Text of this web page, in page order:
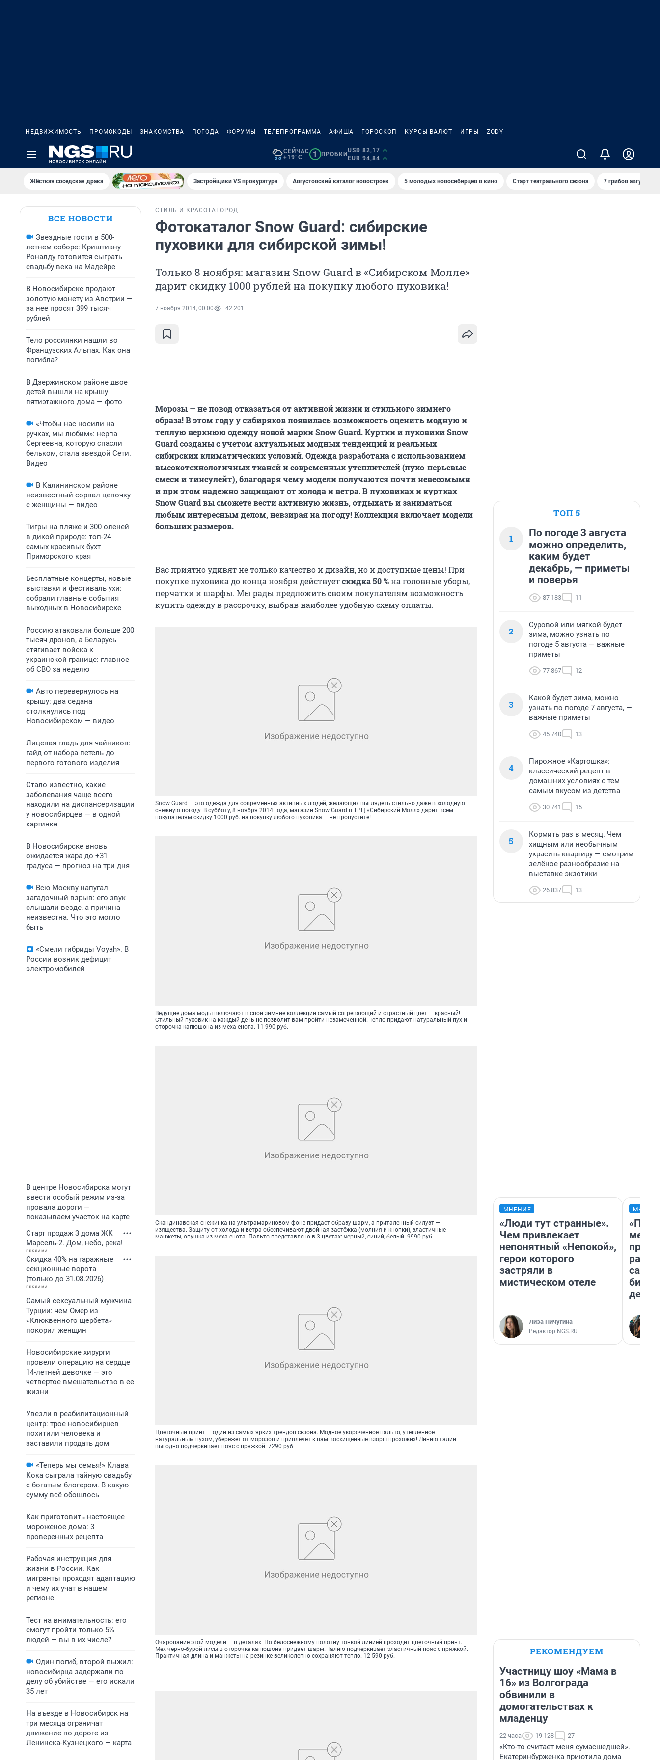
НЕДВИЖИМОСТЬ ПРОМОКОДЫ ЗНАКОМСТВА ПОГОДА ФОРУМЫ ТЕЛЕПРОГРАММА АФИША ГОРОСКОП КУРСЫ ВАЛЮТ ИГРЫ ZODY
СЕЙЧАС
+19°C
1 ПРОБКИ
USD 82,17
EUR 94,84
Жёсткая соседская драка Застройщики VS прокуратура Августовский каталог новостроек 5 молодых новосибирцев в кино Старт театрального сезона 7 грибов августа
ВСЕ НОВОСТИ
Звездные гости в 500-
летнем соборе: Криштиану
Роналду готовится сыграть
свадьбу века на Мадейре
В Новосибирске продают
золотую монету из Австрии —
за нее просят 399 тысяч
рублей
Тело россиянки нашли во
Французских Альпах. Как она
погибла?
В Дзержинском районе двое
детей вышли на крышу
пятиэтажного дома — фото
«Чтобы нас носили на
ручках, мы любим»: нерпа
Сергеевна, которую спасли
бельком, стала звездой Сети.
Видео
В Калининском районе
неизвестный сорвал цепочку
с женщины — видео
Тигры на пляже и 300 оленей
в дикой природе: топ-24
самых красивых бухт
Приморского края
Бесплатные концерты, новые
выставки и фестиваль ухи:
собрали главные события
выходных в Новосибирске
Россию атаковали больше 200
тысяч дронов, а Беларусь
стягивает войска к
украинской границе: главное
об СВО за неделю
Авто перевернулось на
крышу: два седана
столкнулись под
Новосибирском — видео
Лицевая гладь для чайников:
гайд от набора петель до
первого готового изделия
Стало известно, какие
заболевания чаще всего
находили на диспансеризации
у новосибирцев — в одной
картинке
В Новосибирске вновь
ожидается жара до +31
градуса — прогноз на три дня
Всю Москву напугал
загадочный взрыв: его звук
слышали везде, а причина
неизвестна. Что это могло
быть
«Смели гибриды Voyah». В
России возник дефицит
электромобилей
В центре Новосибирска могут
ввести особый режим из-за
провала дороги —
показываем участок на карте
Старт продаж 3 дома ЖК
Марсель-2. Дом, небо, река!
Скидка 40% на гаражные
секционные ворота
(только до 31.08.2026)
Самый сексуальный мужчина
Турции: чем Омер из
«Клюквенного щербета»
покорил женщин
Новосибирские хирурги
провели операцию на сердце
14-летней девочке — это
четвертое вмешательство в ее
жизни
Увезли в реабилитационный
центр: трое новосибирцев
похитили человека и
заставили продать дом
«Теперь мы семья!» Клава
Кока сыграла тайную свадьбу
с богатым блогером. В какую
сумму всё обошлось
Как приготовить настоящее
мороженое дома: 3
проверенных рецепта
Рабочая инструкция для
жизни в России. Как
мигранты проходят адаптацию
и чему их учат в нашем
регионе
Тест на внимательность: его
смогут пройти только 5%
людей — вы в их числе?
Один погиб, второй выжил:
новосибирца задержали по
делу об убийстве — его искали
35 лет
На въезде в Новосибирск на
три месяца ограничат
движение по дороге из
Ленинска-Кузнецкого — карта
СТИЛЬ И КРАСОТА ГОРОД
Фотокаталог Snow Guard: сибирские
пуховики для сибирской зимы!
Только 8 ноября: магазин Snow Guard в «Сибирском Молле»
дарит скидку 1000 рублей на покупку любого пуховика!
7 ноября 2014, 00:00 42 201
Морозы — не повод отказаться от активной жизни и стильного зимнего
образа! В этом году у сибиряков появилась возможность оценить модную и
теплую верхнюю одежду новой марки Snow Guard. Куртки и пуховики Snow
Guard созданы с учетом актуальных модных тенденций и реальных
сибирских климатических условий. Одежда разработана с использованием
высокотехнологичных тканей и современных утеплителей (пухо-перьевые
смеси и тинсулейт), благодаря чему модели получаются почти невесомыми
и при этом надежно защищают от холода и ветра. В пуховиках и куртках
Snow Guard вы сможете вести активную жизнь, отдыхать и заниматься
любым интересным делом, невзирая на погоду! Коллекция включает модели
больших размеров.
Вас приятно удивят не только качество и дизайн, но и доступные цены! При
покупке пуховика до конца ноября действуетскидка 50 %на головные уборы,
перчатки и шарфы. Мы рады предложить своим покупателям возможность
купить одежду в рассрочку, выбрав наиболее удобную схему оплаты.
Snow Guard — это одежда для современных активных людей, желающих выглядеть стильно даже в холодную
снежную погоду. В субботу, 8 ноября 2014 года, магазин Snow Guard в ТРЦ «Сибирский Молл» дарит всем
покупателям скидку 1000 руб. на покупку любого пуховика — не пропустите!
Ведущие дома моды включают в свои зимние коллекции самый согревающий и страстный цвет — красный!
Стильный пуховик на каждый день не позволит вам пройти незамеченной. Тепло придают натуральный пух и
оторочка капюшона из меха енота. 11 990 руб.
Скандинавская снежинка на ультрамариновом фоне придаст образу шарм, а приталенный силуэт —
изящества. Защиту от холода и ветра обеспечивают двойная застёжка (молния и кнопки), эластичные
манжеты, опушка из меха енота. Пальто представлено в 3 цветах: черный, синий, белый. 9990 руб.
Цветочный принт — один из самых ярких трендов сезона. Модное укороченное пальто, утепленное
натуральным пухом, убережет от морозов и привлечет к вам восхищенные взоры прохожих! Линию талии
выгодно подчеркивает пояс с пряжкой. 7290 руб.
Очарование этой модели — в деталях. По белоснежному полотну тонкой линией проходит цветочный принт.
Мех черно-бурой лисы в оторочке капюшона придает шарм. Талию подчеркивает эластичный пояс с пряжкой.
Практичная длина и манжеты на резинке великолепно сохраняют тепло. 12 590 руб.
ТОП 5
1
По погоде 3 августа
можно определить,
каким будет
декабрь, — приметы
и поверья
87 183 11
2
Суровой или мягкой будет
зима, можно узнать по
погоде 5 августа — важные
приметы
77 867 12
3
Какой будет зима, можно
узнать по погоде 7 августа, —
важные приметы
45 740 13
4
Пирожное «Картошка»:
классический рецепт в
домашних условиях с тем
самым вкусом из детства
30 741 15
5
Кормить раз в месяц. Чем
хищным или необычным
украсить квартиру — смотрим
зелёное разнообразие на
выставке экзотики
26 837 13
МНЕНИЕ
«Люди тут странные».
Чем привлекает
непонятный «Непокой»,
герои которого
застряли в
мистическом отеле
Лиза Пичугина
Редактор NGS.RU
РЕКОМЕНДУЕМ
Участницу шоу «Мама в
16» из Волгограда
обвинили в
домогательствах к
младенцу
22 часа 19 128 27
«Кто-то считает меня сумасшедшей».
Екатеринбурженка приютила дома